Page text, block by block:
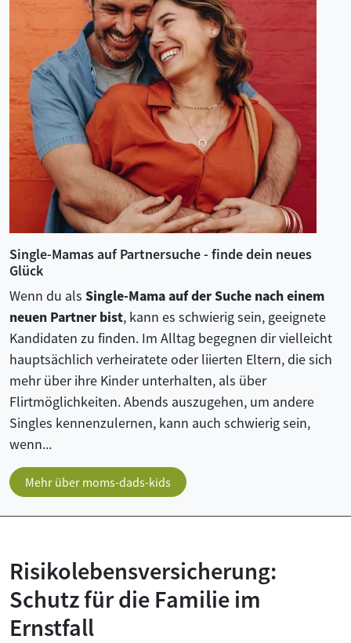
Single-Mamas auf Partnersuche - finde dein neues
Glück
Wenn du als Single-Mama auf der Suche nach einem
neuen Partner bist, kann es schwierig sein, geeignete
Kandidaten zu finden. Im Alltag begegnen dir vielleicht
hauptsächlich verheiratete oder liierten Eltern, die sich
mehr über ihre Kinder unterhalten, als über
Flirtmöglichkeiten. Abends auszugehen, um andere
Singles kennenzulernen, kann auch schwierig sein,
wenn...
Mehr über moms-dads-kids
Risikolebensversicherung:
Schutz für die Familie im
Ernstfall